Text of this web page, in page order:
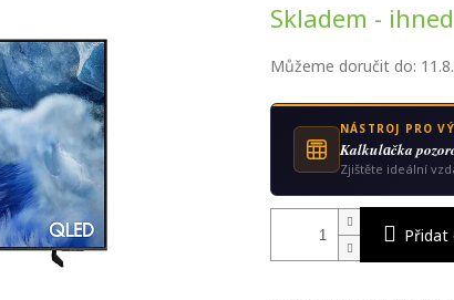
cena:
Skladem -
Můžeme doručit do:
NÁSTROJ PRO
Kalkulаčka
Zjištěte ideální
Přidat